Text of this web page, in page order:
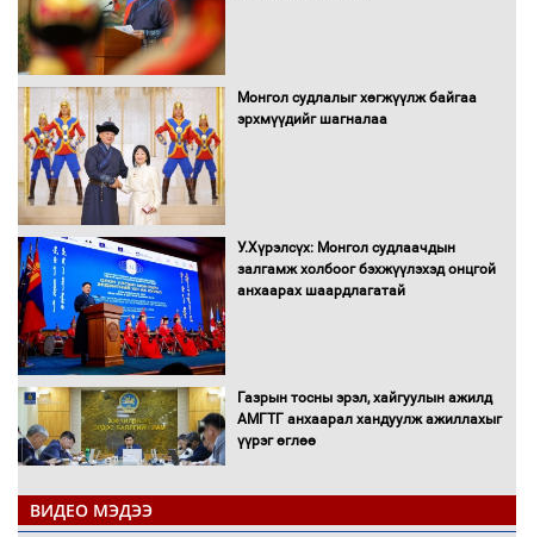
Монгол судлалыг хөгжүүлж байгаа
эрхмүүдийг шагналаа
У.Хүрэлсүх: Монгол судлаачдын
залгамж холбоог бэхжүүлэхэд онцгой
анхаарах шаардлагатай
Газрын тосны эрэл, хайгуулын ажилд
АМГТГ анхаарал хандуулж ажиллахыг
үүрэг өглөө
Н.Номтойбаяр: Орон нутаг хөгжихөд
ВИДЕО МЭДЭЭ